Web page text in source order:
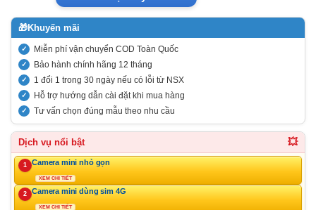
🎁Khuyến mãi
Miễn phí vận chuyển COD Toàn Quốc
Bảo hành chính hãng 12 tháng
1 đổi 1 trong 30 ngày nếu có lỗi từ NSX
Hỗ trợ hướng dẫn cài đặt khi mua hàng
Tư vấn chọn đúng mẫu theo nhu cầu
Dịch vụ nổi bật 💥
1 Camera mini nhỏ gọn
XEM CHI TIẾT
2 Camera mini dùng sim 4G
XEM CHI TIẾT